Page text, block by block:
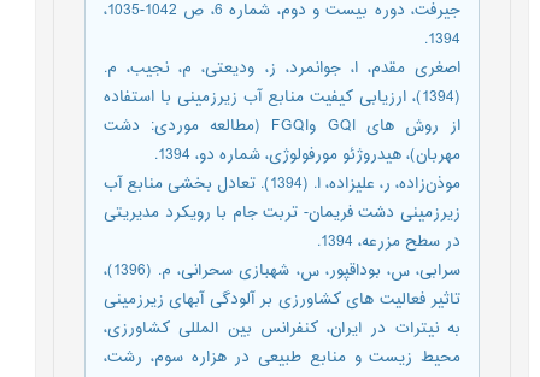
جیرفت، دوره بیست و دوم، شماره 6، ص 1042-1035،
1394.
اصغری مقدم، ا، جوانمرد، ز، ودیعتی، م، نجیب، م.
(1394)، ارزیابی کیفیت منابع آب زیرزمینی با استفاده
از روش های GQI وFGQI (مطالعه موردی: دشت
مهربان)، هیدروژئو مورفولوژی، شماره دو، 1394.
موذن‌زاده، ر، علیزاده، ا. (1394). تعادل بخشی منابع آب
زیرزمینی دشت فریمان- تربت جام با رویکرد مدیریتی
در سطح مزرعه، 1394.
سرابی، س، بوداقپور، س، شهبازی سحرانی، م. (1396)،
تاثیر فعالیت های کشاورزی بر آلودگی آبهای زیرزمینی
به نیترات در ایران، کنفرانس بین المللی کشاورزی،
محیط زیست و منابع طبیعی در هزاره سوم، رشت،